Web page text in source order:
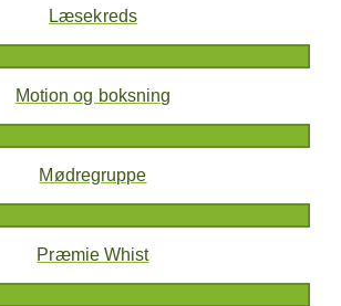
Læsekreds
Motion og boksning
Mødregruppe
Præmie Whist